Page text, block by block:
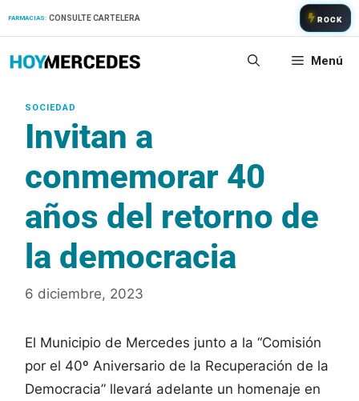
FARMACIAS: CONSULTE CARTELERA ROCK
Menú
Invitan a
conmemorar 40
años del retorno de
la democracia
6 diciembre, 2023
El Municipio de Mercedes junto a la “Comisión
por el 40º Aniversario de la Recuperación de la
Democracia” llevará adelante un homenaje en